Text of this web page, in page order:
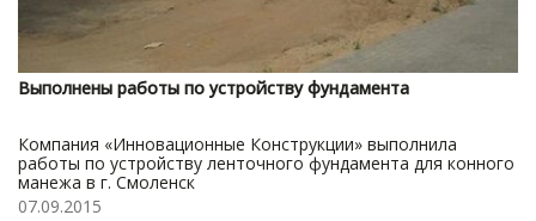
Выполнены работы по устройству фундамента
Компания «Инновационные Конструкции» выполнила
работы по устройству ленточного фундамента для конного
манежа в г. Смоленск
07.09.2015